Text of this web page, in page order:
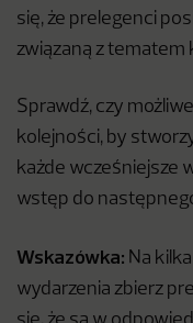
się, że prelegenci
związaną z tematem
Sprawdź, czy
kolejności, by
każde wcześniejsze
wstęp do
Wskazówka: Na
wydarzenia zbierz